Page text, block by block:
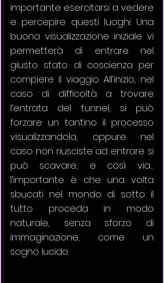
importante esercitarsi a vedere
e percepire questi luoghi. Una
buona visualizzazione iniziale vi
permetterà di entrare nel
giusto stato di coscienza per
compiere il viaggio. All’inizio, nel
caso di difficoltà a trovare
l’entrata del tunnel, si può
forzare un tantino il processo
visualizzandola, oppure nel
caso non riusciste ad entrare si
può scavare, e così via…
l’importante è che una volta
sbucati nel mondo di sotto il
tutto proceda in modo
naturale, senza sforzo di
immaginazione, come un
sogno lucido.